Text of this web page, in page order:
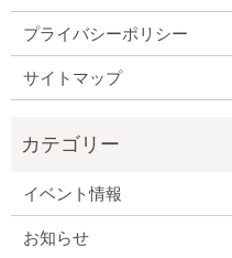
プライバシーポリシー
サイトマップ
イベント情報
お知らせ